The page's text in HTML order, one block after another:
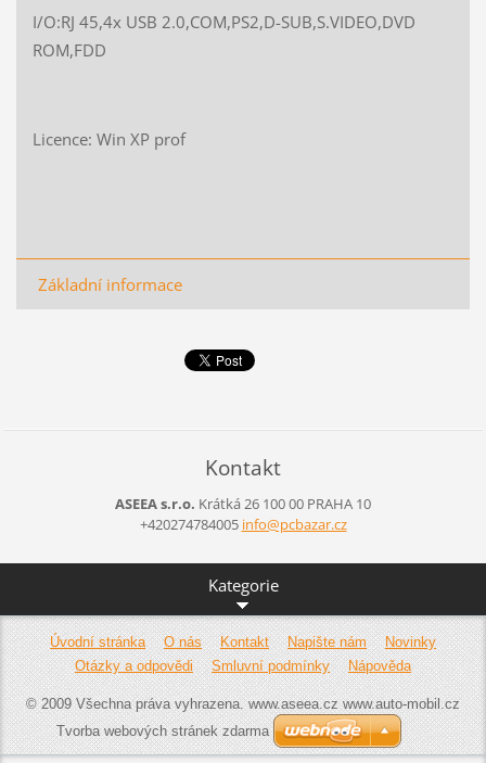
I/O:RJ 45,4x USB 2.0,COM,PS2,D-SUB,S.VIDEO,DVD
ROM,FDD
Licence: Win XP prof
Základní informace
Kontakt
ASEEA s.r.o. Krátká 26 100 00 PRAHA 10
+420274784005 info@pcbazar.cz
Kategorie
Úvodní stránka O nás Kontakt Napište nám
Novinky
Otázky a odpovědi
Smluvní podmínky Nápověda
© 2009 Všechna práva vyhrazena. www.aseea.cz www.auto-mobil.cz
Tvorba webových stránek zdarma